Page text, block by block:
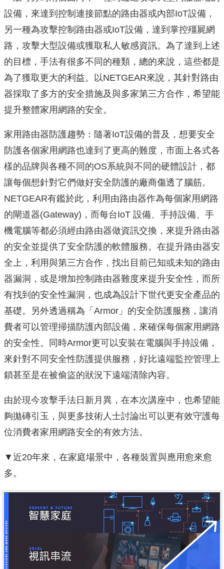
設備，來達到控制連接節點的路由器或內部IoT設備，
另一種為攻擊控制路由器或IoT設備，達到掌控殭屍網
路，攻擊大型設備或獲取私人敏感資訊。為了達到上述
的目標，手法有很多不同的種類，總的來說，這些都是
為了獲取更大的利益。以NETGEAR來說，其針對路由
器採取了多方的安全措施及與多家第三方合作，希望能
提升整體家用網路的安全。
家用路由器防護趨勢：隨著IoT設備的普及，想要安全
防護各個家用網路也達到了更高的難度，市面上各式各
樣的品牌與各種不同的OS系統與不同的硬體設計，都
讓每個想針對它們做好安全防護的廠商傷透了腦筋。
NETGEAR有鑑於此，利用由路由器作為每個家用網路
的閘道器(Gateway)，而每台IoT 設備、手持設備、手
機電腦等都必須經由路由器做資訊交換，來提升路由器
的安全並提供了安全防護的軟體服務。在提升路由器安
全上，利用與第三方合作，找出目前已知或未知的路由
器漏洞，或是增加控制路由器難度來提升安全性，而所
有找到的安全性漏洞，也成為設計下世代更安全產品的
基礎。另外透過稱為「Armor」的安全防護服務，讓消
費者可以管理掃描防護內部設備，來確保每個家用網路
的安全性。同時Armor更可以安裝在電腦與手持設備，
來針對不同安全性防護提供服務，好比遠端監控管理上
鎖甚至是在被偷盜的狀況下遠端清除內容。
由於現今攻擊手法日新月異，在本次講座中，也希望能
夠拋磚引玉，與更多技術人士討論出可以更有效守護每
位消費者家用網路安全的有效方法。
▼近20年來，在家庭場景中，各種裝置與應用愈來愈
多。